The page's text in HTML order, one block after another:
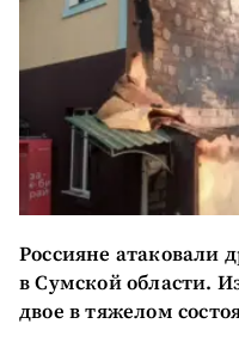
Россияне атаковали
в Сумской области.
двое в тяжелом
сполитикой
ОТПРАВИТЬ